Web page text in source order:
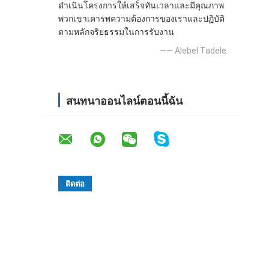
ดำเนินโครงการให้เสร็จทันเวลาและมีคุณภาพ
พวกเขาเคารพความต้องการของเราและปฏิบัติ
ตามหลักจริยธรรมในการรับงาน
—— Alebel Tadele
สนทนาออนไลน์ตอนนี้ฉัน